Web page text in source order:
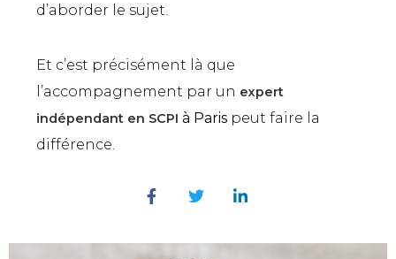
d’aborder le sujet.
Et c’est précisément là que
l’accompagnement par un expert
indépendant en SCPI à Paris peut faire la
différence.